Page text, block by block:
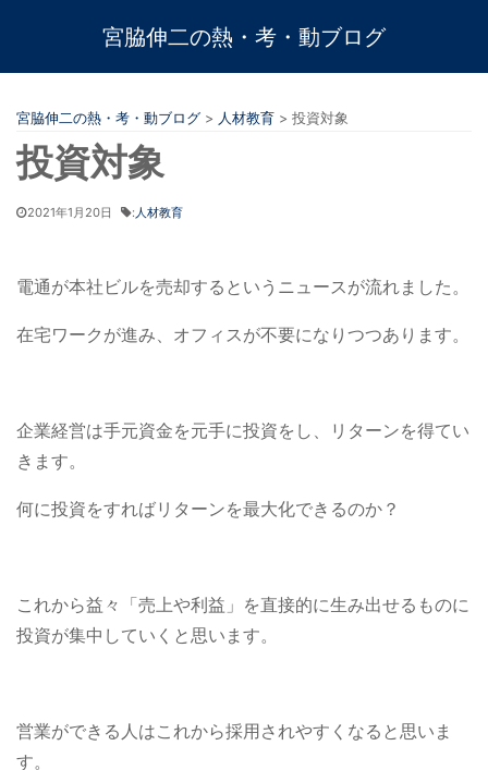
宮脇伸二の熱・考・動ブログ
宮脇伸二の熱・考・動ブログ > 人材教育 > 投資対象
投資対象
2021年1月20日 : 人材教育
電通が本社ビルを売却するというニュースが流れました。
在宅ワークが進み、オフィスが不要になりつつあります。
企業経営は手元資金を元手に投資をし、リターンを得てい
きます。
何に投資をすればリターンを最大化できるのか？
これから益々「売上や利益」を直接的に生み出せるものに
投資が集中していくと思います。
営業ができる人はこれから採用されやすくなると思いま
す。